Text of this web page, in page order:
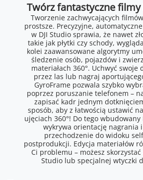
Twórz fantastyczne filmy
Tworzenie zachwycających
prostsze. Precyzyjne,
w DJI Studio sprawia, że nawet
takie jak płytki czy schody,
kolei zaawansowane algorytmy
śledzenie osób, pojazdów i
materiałach 360°. Uchwyć swoje
przez las lub nagraj
GyroFrame pozwala szybko
poprzez poruszanie telefonem –
zapisać kadr jednym
sposób, aby z łatwością ustawić
ujęciach 360°! Do tego
wykrywa orientację nagrania
przechodzenie do widoku
postprodukcji. Edycja materiałów
Ci problemu – możesz skorzystać
Studio lub specjalnej wtyczki